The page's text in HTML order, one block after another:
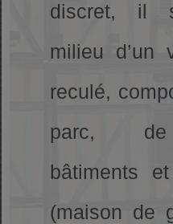
discret, il
milieu d’un
reculé,
parc, de
bâtiments
(maison de